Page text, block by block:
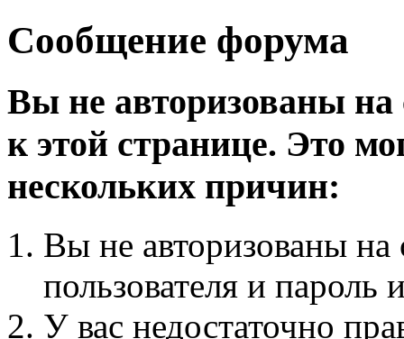
Сообщение форума
Вы не авторизованы на
к этой странице. Это
нескольких причин:
Вы не авторизованы на
пользователя и пароль
У вас недостаточно